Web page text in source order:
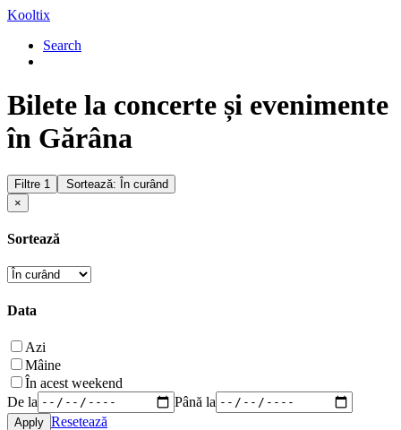
Kooltix
Search
Bilete la concerte și evenimente
în Gărâna
Filtre 1
Sortează: În curând
×
Sortează
Data
Azi
Mâine
În acest weekend
De la
Până la
Resetează